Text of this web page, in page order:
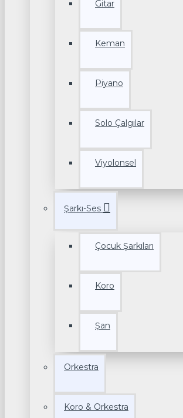
Gitar
Keman
Piyano
Solo Çalgılar
Viyolonsel
Şarkı-Ses
Çocuk Şarkıları
Koro
Şan
Orkestra
Koro & Orkestra